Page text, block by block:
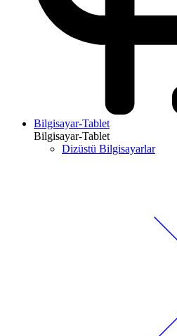
Bilgisayar-Tablet
Bilgisayar-Tablet
Dizüstü Bilgisayarlar